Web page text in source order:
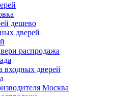
дешево
дверей
распродажа
входных дверей
Москва